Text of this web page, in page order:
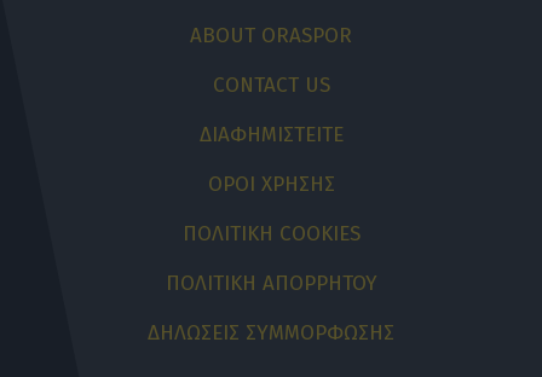
ABOUT ORASPOR
CONTACT US
ΔΙΑΦΗΜΙΣΤΕΙΤΕ
ΟΡΟΙ ΧΡΗΣΗΣ
ΠΟΛΙΤΙΚΗ COOKIES
ΠΟΛΙΤΙΚΗ ΑΠΟΡΡΗΤΟΥ
ΔΗΛΩΣΕΙΣ ΣΥΜΜΟΡΦΩΣΗΣ